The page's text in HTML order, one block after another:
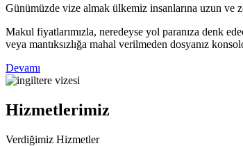
Günümüzde vize almak ülkemiz insanlarına uzun ve
Makul fiyatlarımızla, neredeyse yol paranıza denk
veya mantıksızlığa mahal verilmeden dosyanız
Devamı
Hizmetlerimiz
Verdiğimiz Hizmetler